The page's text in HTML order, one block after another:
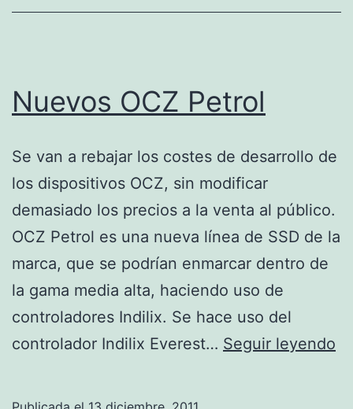
Nuevos OCZ Petrol
Se van a rebajar los costes de desarrollo de
los dispositivos OCZ, sin modificar
demasiado los precios a la venta al público.
OCZ Petrol es una nueva línea de SSD de la
marca, que se podrían enmarcar dentro de
la gama media alta, haciendo uso de
controladores Indilix. Se hace uso del
controlador Indilix Everest… Seguir leyendo